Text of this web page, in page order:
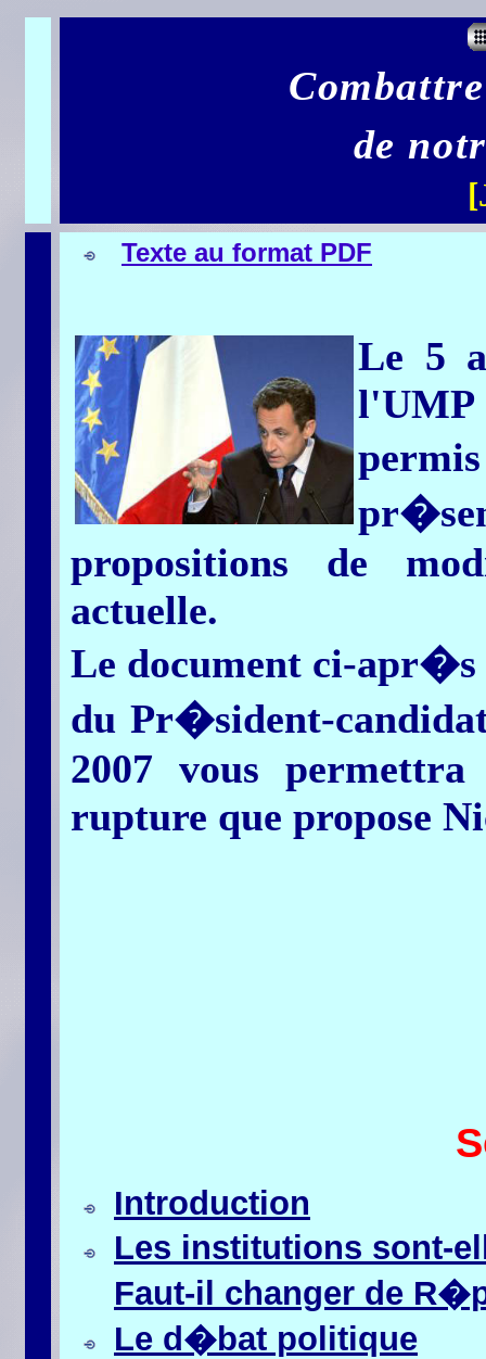
de
Texte au format PDF
Le 5
propositions de
actuelle.
Le document ci-
du Pr�sident-
2007 vous
rupture que propose
Introduction
Les institutions sont-
Faut-il changer de
Le d�bat politique